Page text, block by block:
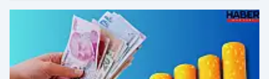
03.01.2026 11:05